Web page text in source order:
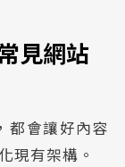
見網站
都會讓好內容
現有架構。